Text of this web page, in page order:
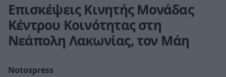
Επισκέψεις Κινητής Μονάδας
Κέντρου Κοινότητας στη
Νεάπολη Λακωνίας, τον Μάη
Notospress